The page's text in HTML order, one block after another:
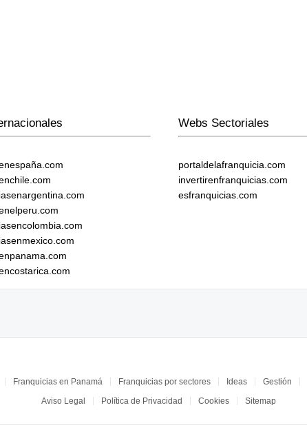
Webs Sectoriales
portaldelafranquicia.com
invertirenfranquicias.com
esfranquicias.com
Franquicias en Panamá Franquicias por sectores Ideas Gestión
Aviso Legal
Política de Privacidad Cookies Sitemap